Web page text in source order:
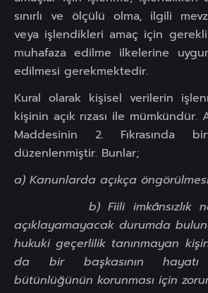
sınırlı ve ölçülü olma, ilgili
veya işlendikleri amaç için
muhafaza edilme ilkelerine
edilmesi gerekmektedir.
Kural olarak kişisel verilerin
kişinin açık rızası ile mümkündür.
Maddesinin 2. Fıkrasında
düzenlenmiştir. Bunlar;
a) Kanunlarda açıkça
b) Fiili imkânsızlık
açıklayamayacak durumda
hukuki geçerlilik tanınmayan
da bir başkasının
bütünlüğünün korunması için